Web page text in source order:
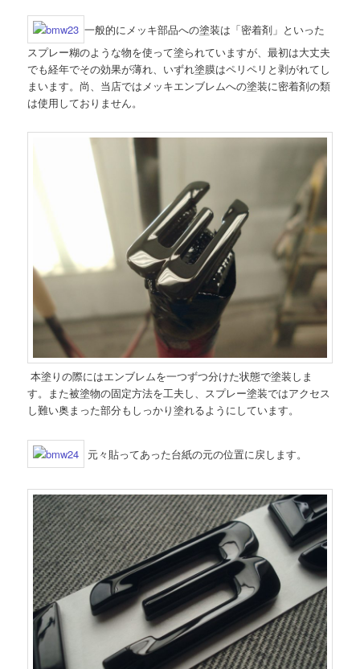
一般的にメッキ部品への塗装は「密着剤」といった
スプレー糊のような物を使って塗られていますが、最初は大丈夫
でも経年でその効果が薄れ、いずれ塗膜はペリペリと剥がれてし
まいます。尚、当店ではメッキエンブレムへの塗装に密着剤の類
は使用しておりません。
本塗りの際にはエンブレムを一つずつ分けた状態で塗装しま
す。また被塗物の固定方法を工夫し、スプレー塗装ではアクセス
し難い奥まった部分もしっかり塗れるようにしています。
元々貼ってあった台紙の元の位置に戻します。